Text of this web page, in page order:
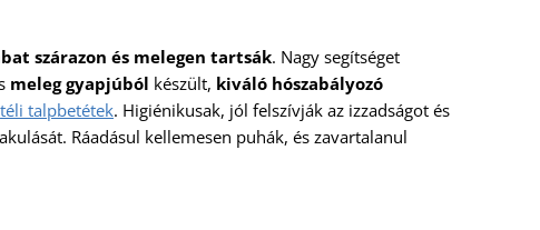
szárazon és melegen tartsák. Nagy segítséget
meleg gyapjúból készült, kiváló hószabályozó
téli talpbetétek. Higiénikusak, jól felszívják az izzadságot és
Ráadásul kellemesen puhák, és zavartalanul